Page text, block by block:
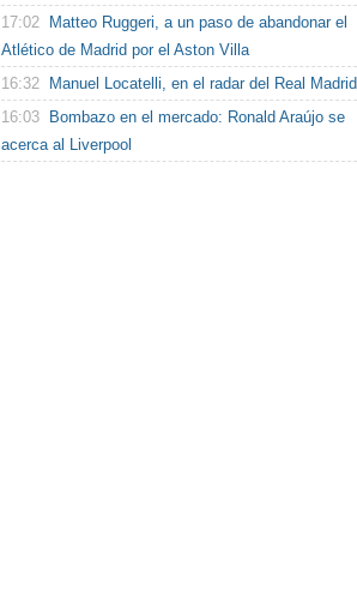
17:02
Matteo Ruggeri, a un paso de abandonar el
Atlético de Madrid por el Aston Villa
16:32
Manuel Locatelli, en el radar del Real Madrid
16:03
Bombazo en el mercado: Ronald Araújo se
acerca al Liverpool